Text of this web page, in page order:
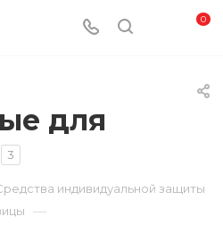
0
для
3
индивидуальной защиты
—